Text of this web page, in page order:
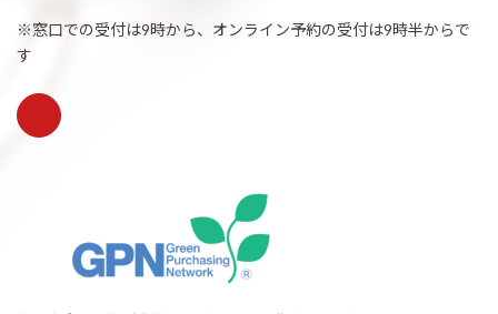
※窓口での受付は9時から、オンライン予約の受付は9時半からで
す